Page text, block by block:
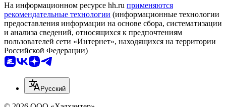
На информационном ресурсе hh.ru применяются
рекомендательные технологии (информационные технологии
предоставления информации на основе сбора, систематизации
и анализа сведений, относящихся к предпочтениям
пользователей сети «Интернет», находящихся на территории
Российской Федерации)
Русский